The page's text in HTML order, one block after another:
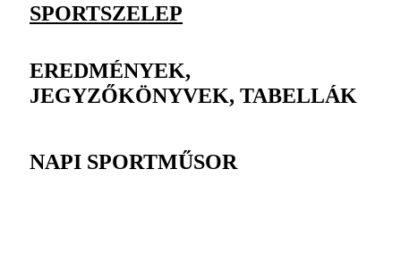
SPORTSZELEP
EREDMÉNYEK,
JEGYZŐKÖNYVEK, TABELLÁK
NAPI SPORTMŰSOR